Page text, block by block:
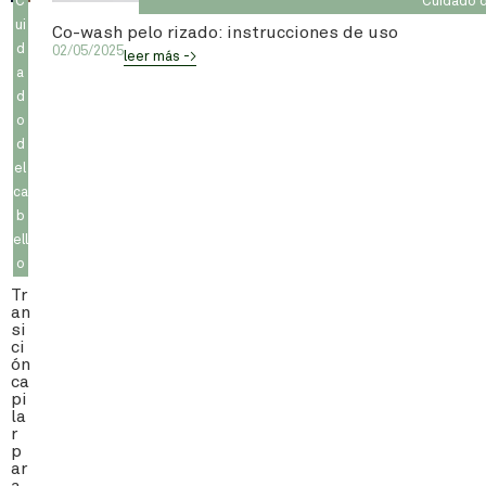
ui
d
a
d
o
d
el
ca
b
ell
o
Tr
an
si
ci
ón
ca
pi
la
r
p
ar
Co-wash pelo rizado: instrucciones de uso
02/05/2025leer más ->